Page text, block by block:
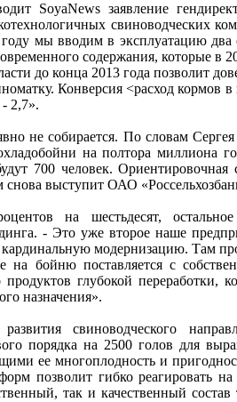
SoyaNews заявление
свиноводческих
мы вводим в эксплуатацию
содержания, которые в
до конца 2013 года позволит
Конверсия <расход
2,7».
не собирается. По словам
на полтора миллиона
700 человек.
выступит ОАО
на шестьдесят,
- Это уже второе наше
модернизацию. Там
на бойню поставляется с
глубокой переработки,
назначения».
свиноводческого
порядка на 2500 голов для
ее многоплодность и
позволит гибко реагировать
так и качественный